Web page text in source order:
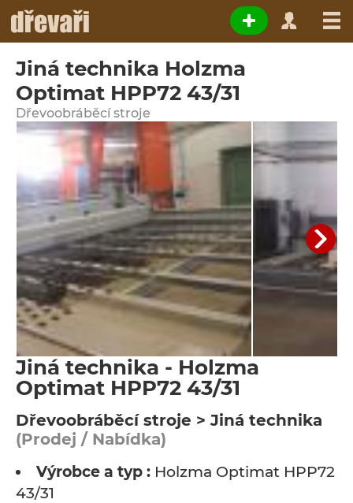
Jiná technika Holzma
Optimat HPP72 43/31
Dřevoobráběcí stroje
Jiná technika - Holzma
Optimat HPP72 43/31
Dřevoobráběcí stroje > Jiná technika
(Prodej / Nabídka)
Výrobce a typ : Holzma Optimat HPP72
43/31